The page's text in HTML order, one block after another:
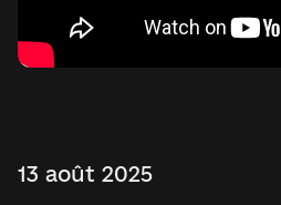
13 août 2025